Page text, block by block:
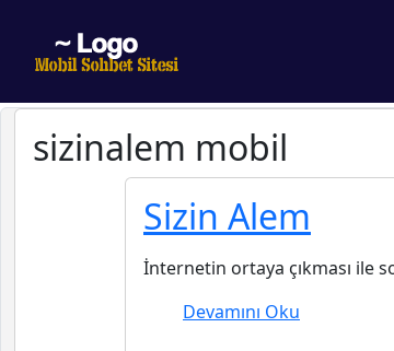
sizinalem mobil
Sizin Alem
İnternetin ortaya çıkması ile
Devamını Oku